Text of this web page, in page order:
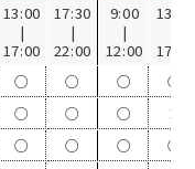
13:00
|
17:00
17:30
|
22:00
9:00
|
12:00
13:00
17:00
○ ○ ○
○
○ ○ ○
×
○ ○ ○
○